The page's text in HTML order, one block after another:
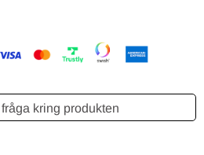
kring produkten